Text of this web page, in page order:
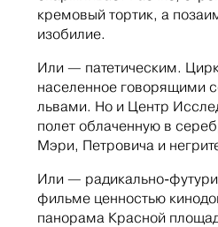
кремовый тортик, а
изобилие.
Или — патетическим.
населенное говорящими
львами. Но и Центр
полет облаченную в
Мэри, Петровича и
Или — радикально-
фильме ценностью
панорама Красной